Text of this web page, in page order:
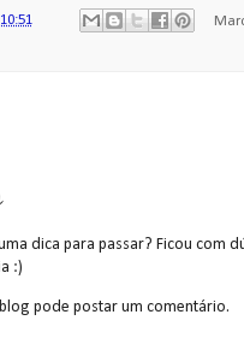
10:51
dica para passar? Ficou com
:)
pode postar um comentário.